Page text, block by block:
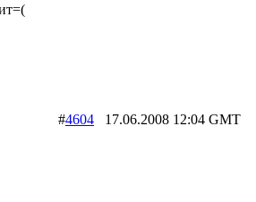
#4604 17.06.2008 12:04 GMT